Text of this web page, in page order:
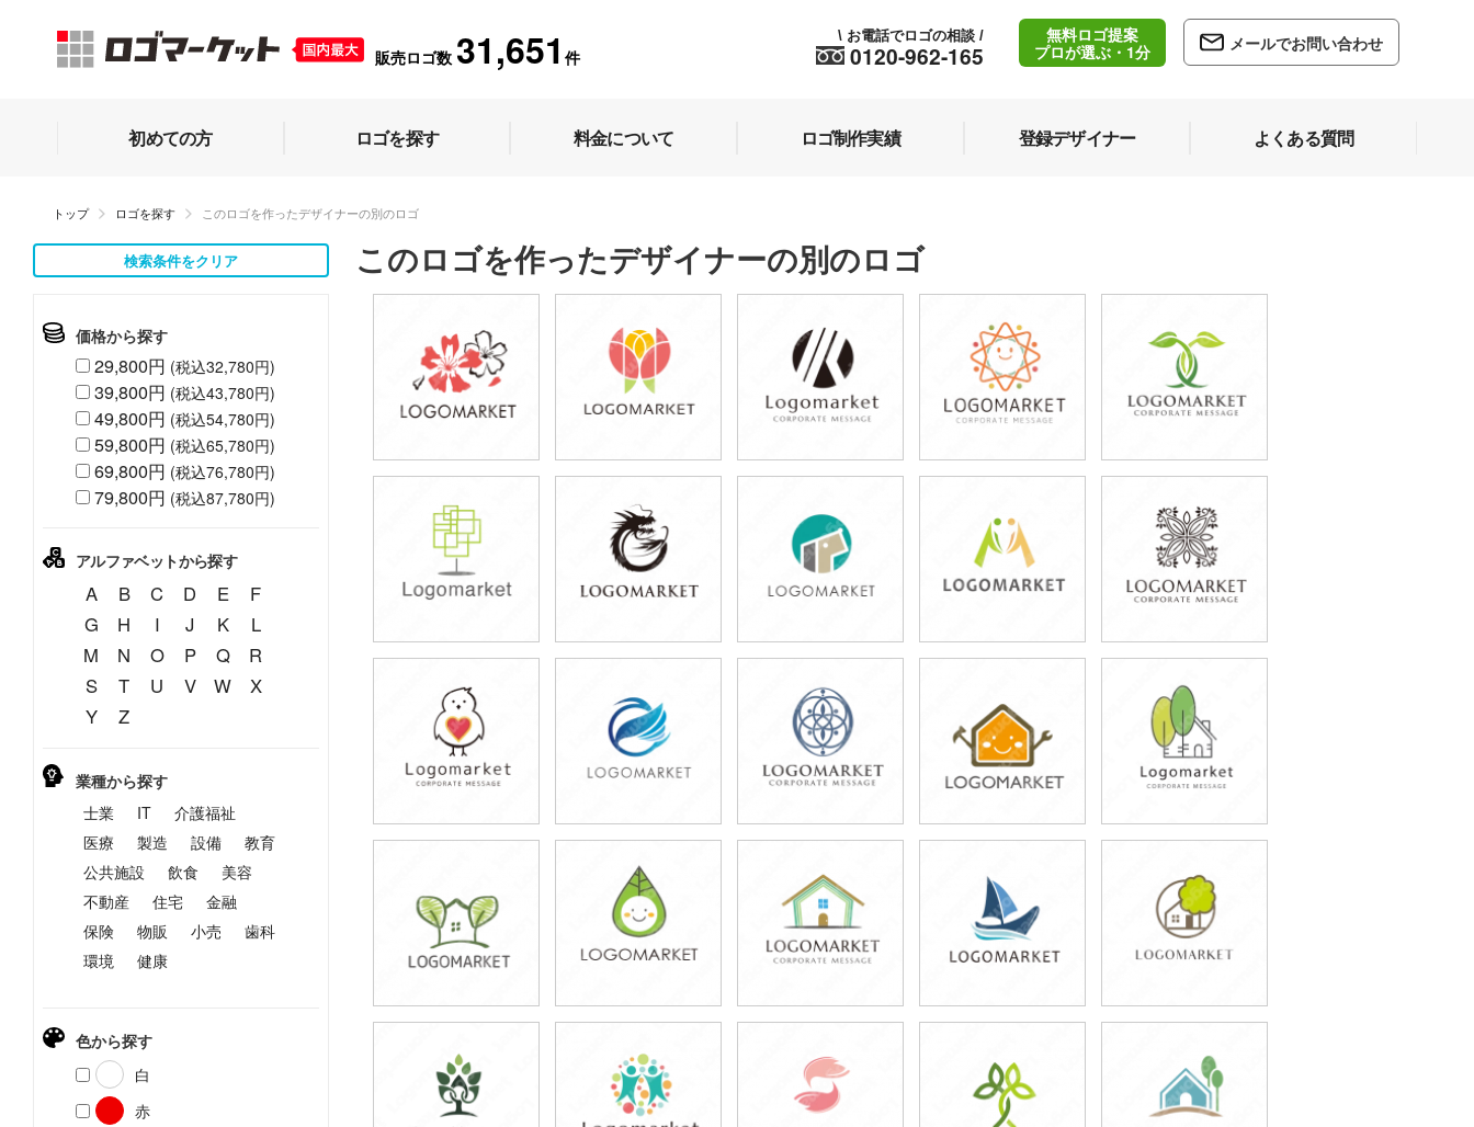
販売ロゴ数 31,651 件 0120-962-165
\ お電話でロゴの相談 /
無料ロゴ提案
プロが選ぶ・1分
メールでお問い合わせ
初めての方 ロゴを探す 料金について ロゴ制作実績 登録デザイナー よくある質問
トップ ロゴを探す このロゴを作ったデザイナーの別のロゴ
検索条件をクリア
価格から探す
29,800円 (税込32,780円)
39,800円 (税込43,780円)
49,800円 (税込54,780円)
59,800円 (税込65,780円)
69,800円 (税込76,780円)
79,800円 (税込87,780円)
アルファベットから探す
A B C D E
F
G
H I J K
L
M
N O P Q
R
S
T U V W
X
Y
Z
業種から探す
士業
IT
介護福祉
医療
製造 設備
教育
公共施設
飲食
美容
不動産
住宅
金融
保険
物販 小売
歯科
環境
健康
色から探す
白
赤
このロゴを作ったデザイナーの別のロゴ
79,800円
(税込87,780円)
79,800円
(税込87,780円)
59,800円
(税込65,780円)
49,800円
(税込54,780円)
79,800円
(税込87,780円)
69,800円
(税込76,780円)
79,800円
(税込87,780円)
59,800円
(税込65,780円)
49,800円
(税込54,780円)
79,800円
(税込87,780円)
(税込87,780円)
79,800円
(税込87,780円)
49,800円
(税込54,780円)
79,800円
(税込87,780円)
79,800円
(税込87,780円)
79,800円
(税込87,780円)
59,800円
(税込65,780円)
59,800円
(税込65,780円)
49,800円
(税込54,780円)
49,800円
(税込54,780円)